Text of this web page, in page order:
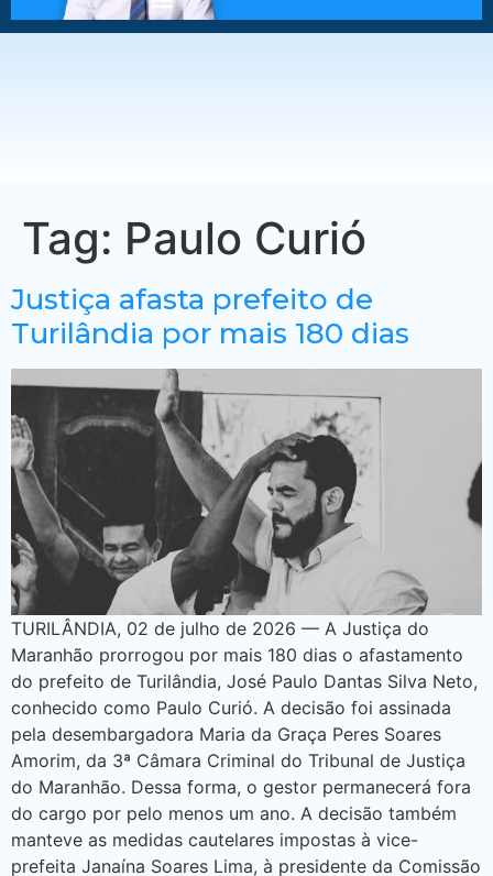
Tag: Paulo Curió
Justiça afasta prefeito de
Turilândia por mais 180 dias
TURILÂNDIA, 02 de julho de 2026 — A Justiça do
Maranhão prorrogou por mais 180 dias o afastamento
do prefeito de Turilândia, José Paulo Dantas Silva Neto,
conhecido como Paulo Curió. A decisão foi assinada
pela desembargadora Maria da Graça Peres Soares
Amorim, da 3ª Câmara Criminal do Tribunal de Justiça
do Maranhão. Dessa forma, o gestor permanecerá fora
do cargo por pelo menos um ano. A decisão também
manteve as medidas cautelares impostas à vice-
prefeita Janaína Soares Lima, à presidente da Comissão